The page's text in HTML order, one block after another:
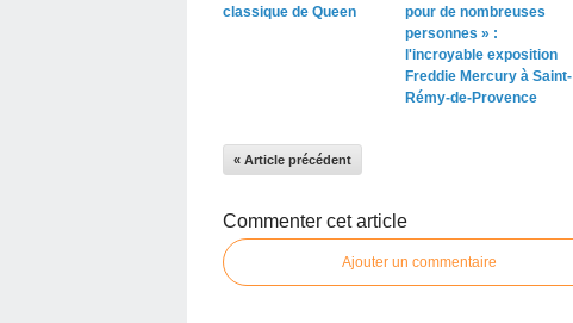
classique de Queen
pour de nombreuses
personnes » :
l'incroyable exposition
Freddie Mercury à Saint-
Rémy-de-Provence
« Article précédent
Commenter cet article
Ajouter un commentaire